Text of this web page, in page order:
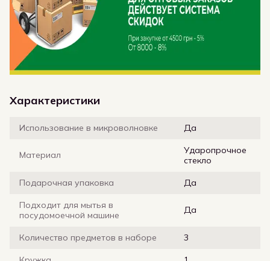
Характеристики
Использование в микроволновке Да
Материал
Ударопрочное
стекло
Подарочная упаковка Да
Подходит для мытья в
посудомоечной машине
Да
Количество предметов в наборе 3